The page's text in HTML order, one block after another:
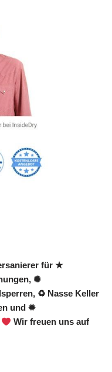
für ★
✺
♻ Nasse Keller
und ✹
Wir freuen uns auf